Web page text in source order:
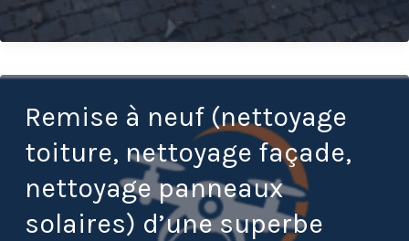
toiture
à
Woluwe-
Saint-
Pierre,
à
côté
de
Remise à neuf (nettoyage
toiture, nettoyage façade,
nettoyage panneaux
solaires) d’une superbe